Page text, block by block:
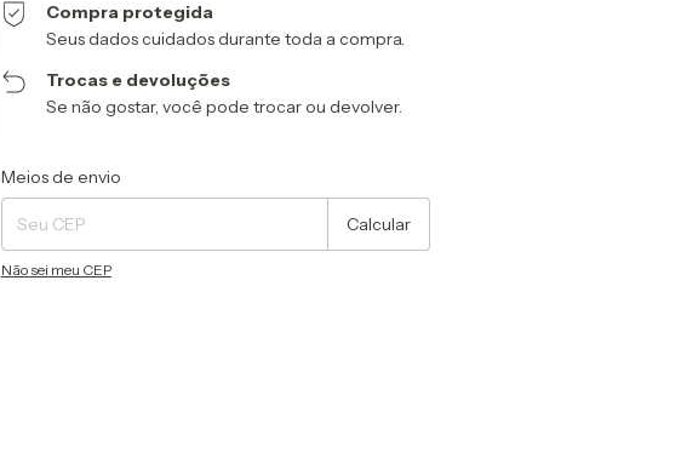
Compra protegida
Seus dados cuidados durante toda a compra.
Trocas e devoluções
Se não gostar, você pode trocar ou devolver.
Entregas para o CEP:
Meios de envio
Calcular
Não sei meu CEP